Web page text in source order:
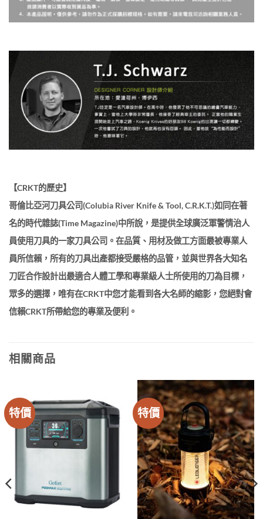
【CRKT的歷史】
哥倫比亞河刀具公司(Colubia River Knife & Tool, C.R.K.T.)如同在著
名的時代雜誌(Time Magazine)中所說，是提供全球廣泛軍警情治人
員使用刀具的一家刀具公司。在品質、用材及做工方面最被專業人
員所信賴，所有的刀具出產都接受嚴格的品管，並與世界各大知名
刀匠合作設計出最適合人體工學和專業級人士所使用的刀為目標，
眾多的選擇，唯有在CRKT中您才能看到各大名師的縮影，您絕對會
信賴CRKT所帶給您的專業及便利。
相關商品
特價 特價